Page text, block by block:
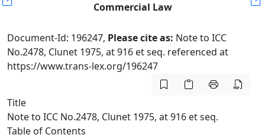
Commercial Law
Document-Id: 196247, Please cite as: Note to ICC
No.2478, Clunet 1975, at 916 et seq. referenced at
https://www.trans-lex.org/196247
Title
Note to ICC No.2478, Clunet 1975, at 916 et seq.
Table of Contents